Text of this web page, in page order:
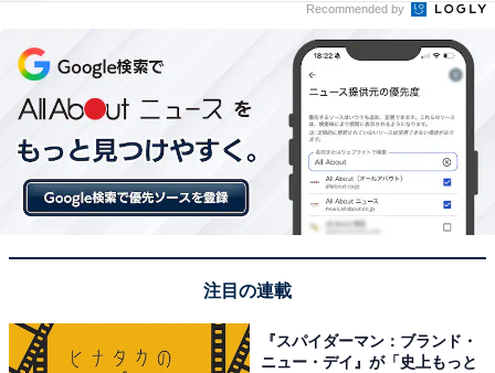
Recommended by
注目の連載
『スパイダーマン：ブランド・
ニュー・デイ』が「史上もっと